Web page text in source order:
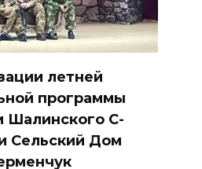
летней
программы
Шалинского С-
Сельский Дом